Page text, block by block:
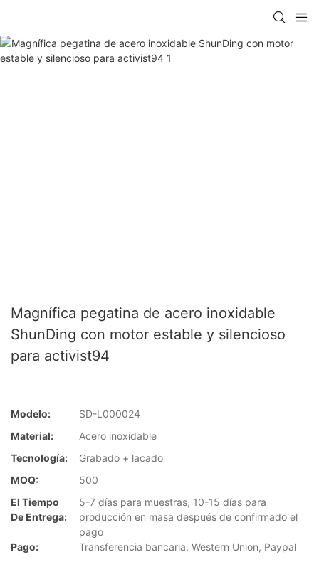
Magnífica pegatina de acero inoxidable
ShunDing con motor estable y silencioso
para activist94
Modelo:
SD-L000024
Material:
Acero inoxidable
Tecnología:
Grabado + lacado
MOQ:
500
El Tiempo
De Entrega:
5-7 días para muestras, 10-15 días para
producción en masa después de confirmado el
pago
Pago:
Transferencia bancaria, Western Union, Paypal